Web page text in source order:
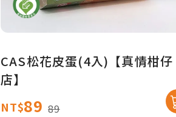
CAS松花皮蛋(4入)【真情柑仔
店】
NT$89 89